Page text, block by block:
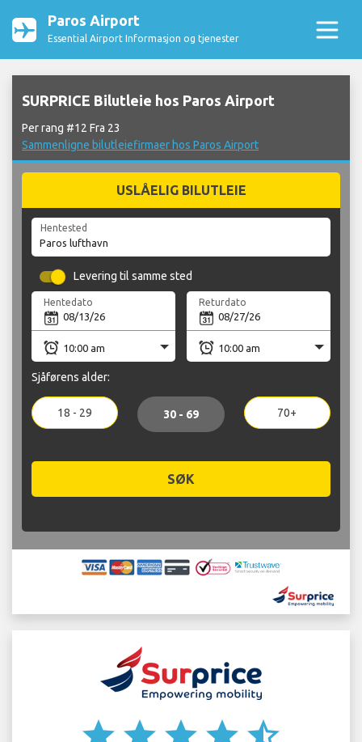
Paros Airport
Essential Airport Informasjon og tjenester
SURPRICE Bilutleie hos Paros Airport
Per rang #12 Fra 23
Sammenligne bilutleiefirmaer hos Paros Airport
USLÅELIG BILUTLEIE
Hentested
Levering til samme sted
Hentedato Returdato
Sjåførens alder:
18 - 29 30 - 69 70+
SØK